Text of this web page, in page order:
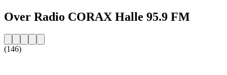
Over Radio CORAX Halle 95.9 FM
(146)